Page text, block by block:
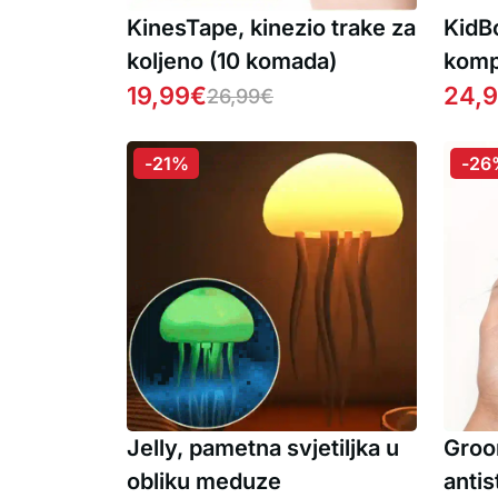
KinesTape, kinezio trake za
koljeno (10 komada)
19,99€26,99€
za
Jelly, pametna svjetiljka u
obliku meduze
-21% -